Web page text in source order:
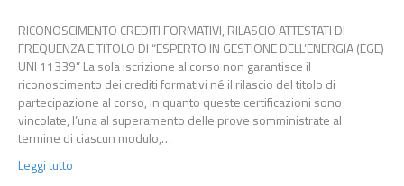
RICONOSCIMENTO CREDITI FORMATIVI, RILASCIO ATTESTATI DI
FREQUENZA E TITOLO DI “ESPERTO IN GESTIONE DELL’ENERGIA (EGE)
UNI 11339” La sola iscrizione al corso non garantisce il
riconoscimento dei crediti formativi né il rilascio del titolo di
partecipazione al corso, in quanto queste certificazioni sono
vincolate, l’una al superamento delle prove somministrate al
termine di ciascun modulo,…
Leggi tutto